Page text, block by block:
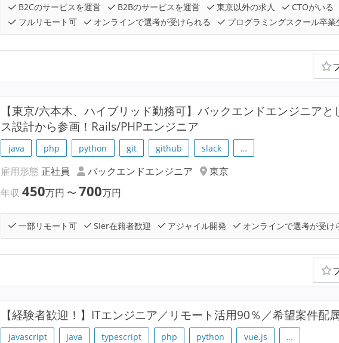
B2Cのサービスを運営
B2Bのサービスを運営 東京以外の求人
CTOがいる
フルリモート可
オンラインで選考が受けられる プログラミングスクール卒業
【東京/六本木、ハイブリッド勤務可】バックエンドエンジニアと
ス設計から参画！Rails/PHPエンジニア
java php python git github slack …
雇用形態 正社員 バックエンドエンジニア
東京
年収450万円 〜700万円
一部リモート可 SIer在籍者歓迎 アジャイル開発 オンラインで選考が受け
【経験者歓迎！】ITエンジニア／リモート活用90％／希望案件配
javascript java typescript php python vue.js …